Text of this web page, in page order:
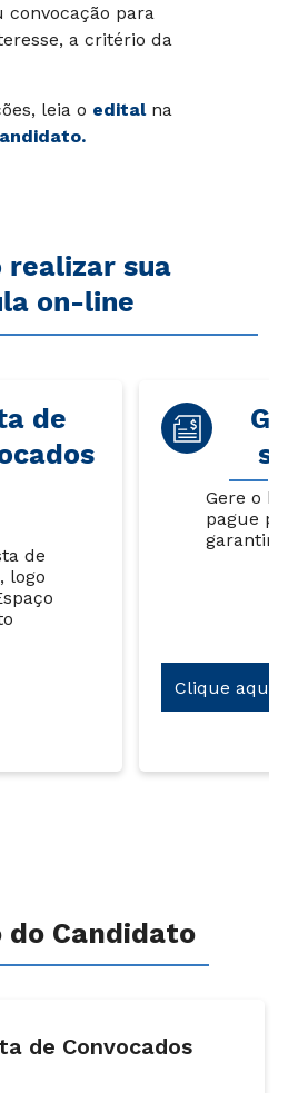
convocação para
a critério da
leia o editalna
realizar sua
on-line
de
de
logo
Gere o
pague
garantir
Clique aqui
do Candidato
de Convocados